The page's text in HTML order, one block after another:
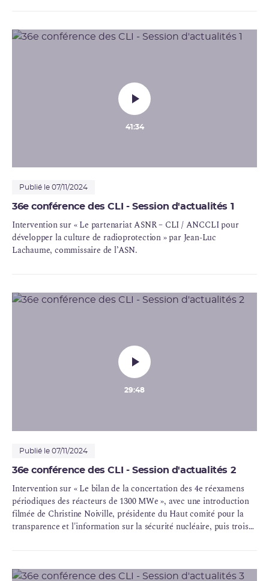
41:34
Publié le 07/11/2024
36e conférence des CLI - Session d'actualités 1
Intervention sur « Le partenariatASNR– CLI / ANCCLI pour
développer la culture de radioprotection» par Jean-Luc
Lachaume, commissaire de l’ASN.
29:48
Publié le 07/11/2024
36e conférence des CLI - Session d'actualités 2
Intervention sur « Le bilan de la concertation des 4e réexamens
périodiques des réacteurs de 1300 MWe », avec une introduction
filmée de Christine Noiville, présidente du Haut comité pour la
transparence et l'information sur lasécurité nucléaire, puis trois
secrétaire général duHCTISN, Anne Gérin, Présidente de la CLI